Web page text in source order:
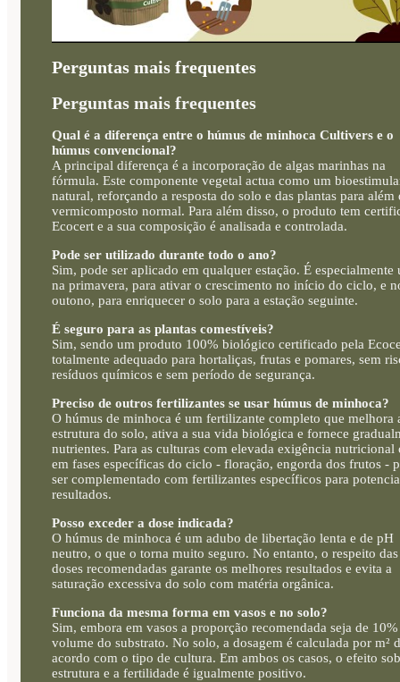
Perguntas mais frequentes
Perguntas mais frequentes
Qual é a diferença entre o húmus de minhoca Cultivers e o
húmus convencional?
A principal diferença é a incorporação de algas marinhas na
fórmula. Este componente vegetal actua como um
natural, reforçando a resposta do solo e das plantas para além
vermicomposto normal. Para além disso, o produto tem
Ecocert e a sua composição é analisada e controlada.
Pode ser utilizado durante todo o ano?
Sim, pode ser aplicado em qualquer estação. É especialmente
na primavera, para ativar o crescimento no início do ciclo, e
outono, para enriquecer o solo para a estação seguinte.
É seguro para as plantas comestíveis?
Sim, sendo um produto 100% biológico certificado pela
totalmente adequado para hortaliças, frutas e pomares, sem
resíduos químicos e sem período de segurança.
Preciso de outros fertilizantes se usar húmus de minhoca?
O húmus de minhoca é um fertilizante completo que melhora
estrutura do solo, ativa a sua vida biológica e fornece
nutrientes. Para as culturas com elevada exigência nutricional
em fases específicas do ciclo - floração, engorda dos frutos -
ser complementado com fertilizantes específicos para
resultados.
Posso exceder a dose indicada?
O húmus de minhoca é um adubo de libertação lenta e de pH
neutro, o que o torna muito seguro. No entanto, o respeito das
doses recomendadas garante os melhores resultados e evita a
saturação excessiva do solo com matéria orgânica.
Funciona da mesma forma em vasos e no solo?
Sim, embora em vasos a proporção recomendada seja de
volume do substrato. No solo, a dosagem é calculada por m²
acordo com o tipo de cultura. Em ambos os casos, o efeito
estrutura e a fertilidade é igualmente positivo.